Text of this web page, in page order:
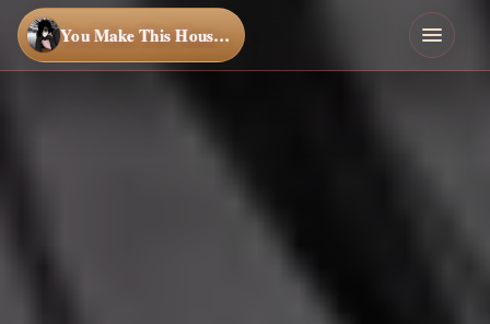
You Make This House a Home